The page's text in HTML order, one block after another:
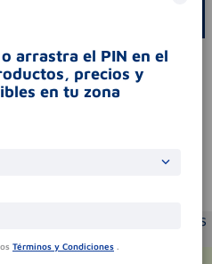
COMENTARIO
escribir un comentario
y verás los productos
de entrega
arrastra el PIN en el
precios y
en tu zona
Términos y Condiciones .